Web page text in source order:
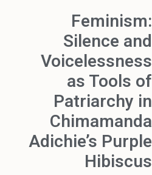
Feminism:
Silence and
Voicelessness
as Tools of
Patriarchy in
Chimamanda
Adichie’s Purple
Hibiscus